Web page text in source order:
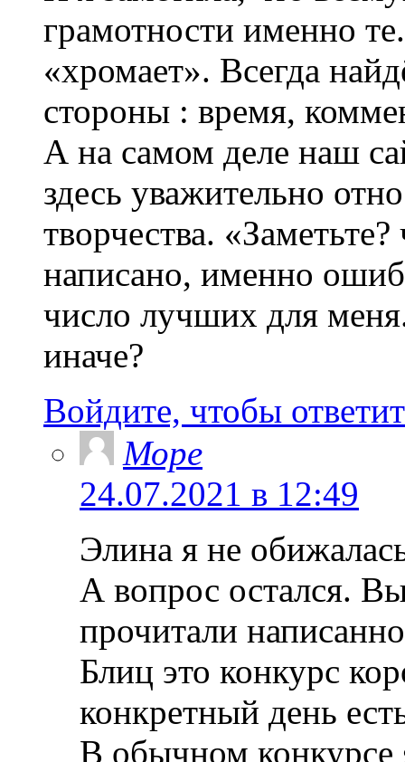
грамотности именно
«хромает». Всегда
стороны : время,
А на самом деле наш
здесь уважительно
творчества.
написано, именно
число лучших для
иначе?
Войдите, чтобы
Море
24.07.2021 в 12:49
Элина я не
А вопрос остался.
прочитали
Блиц это конкурс
конкретный день
В обычном конкурсе